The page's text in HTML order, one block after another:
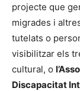
projecte que
migrades i
tutelats o
visibilitzar els
cultural, o
Discapacitat